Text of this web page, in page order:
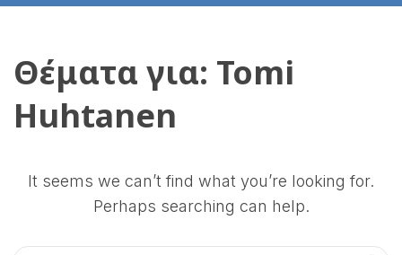
Θέματα για: Tomi
Huhtanen
It seems we can’t find what you’re looking for.
Perhaps searching can help.